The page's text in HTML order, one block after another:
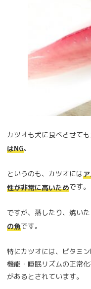
カツオも犬に食べさせても
はNG。
というのも、カツオには
性が非常に高いためです。
ですが、蒸したり、焼い
の魚です。
特にカツオには、ビタミ
機能・睡眠リズムの正常
があるとされています。